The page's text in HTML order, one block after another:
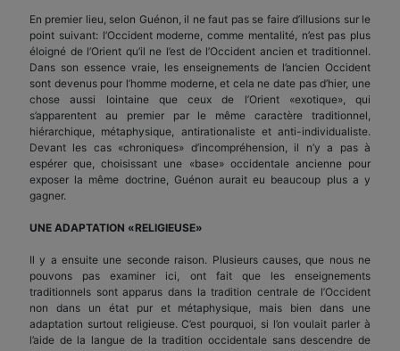
En premier lieu, selon Guénon, il ne faut pas se faire d’illusions sur le
point suivant: l’Occident moderne, comme mentalité, n’est pas plus
éloigné de l’Orient qu’il ne l’est de l’Occident ancien et traditionnel.
Dans son essence vraie, les enseignements de l’ancien Occident
sont devenus pour l’homme moderne, et cela ne date pas d’hier, une
chose aussi lointaine que ceux de l’Orient «exotique», qui
s’apparentent au premier par le même caractère traditionnel,
hiérarchique, métaphysique, antirationaliste et anti-individualiste.
Devant les cas «chroniques» d’incompréhension, il n’y a pas à
espérer que, choisissant une «base» occidentale ancienne pour
exposer la même doctrine, Guénon aurait eu beaucoup plus a y
gagner.
UNE ADAPTATION «RELIGIEUSE»
Il y a ensuite une seconde raison. Plusieurs causes, que nous ne
pouvons pas examiner ici, ont fait que les enseignements
traditionnels sont apparus dans la tradition centrale de l’Occident
non dans un état pur et métaphysique, mais bien dans une
adaptation surtout religieuse. C’est pourquoi, si l’on voulait parler à
l’aide de la langue de la tradition occidentale sans descendre de